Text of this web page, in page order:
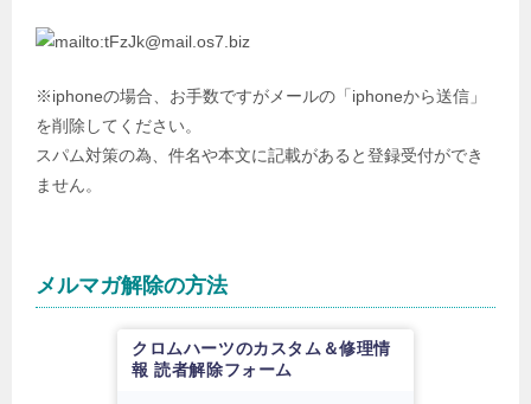
※iphoneの場合、お手数ですがメールの「iphoneから送信」
を削除してください。
スパム対策の為、件名や本文に記載があると登録受付ができ
ません。
メルマガ解除の方法
クロムハーツのカスタム＆修理情
報 読者解除フォーム